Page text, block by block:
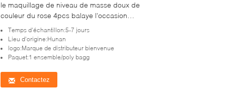
le maquillage de niveau de masse doux de
couleur du rose 4pcs balaye l'occasion
réglée de cadeau de massage facial
Temps d'échantillon:5-7 jours
Lieu d'origine:Hunan
logo:Marque de distributeur bienvenue
Paquet:1 ensemble/poly bagg
Contactez